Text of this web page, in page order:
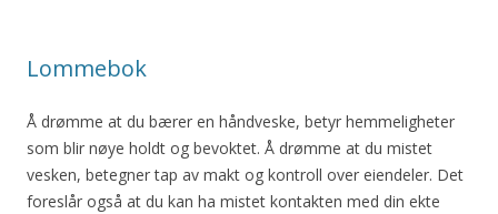
Lommebok
Å drømme at du bærer en håndveske, betyr hemmeligheter
som blir nøye holdt og bevoktet. Å drømme at du mistet
vesken, betegner tap av makt og kontroll over eiendeler. Det
foreslår også at du kan ha mistet kontakten med din ekte